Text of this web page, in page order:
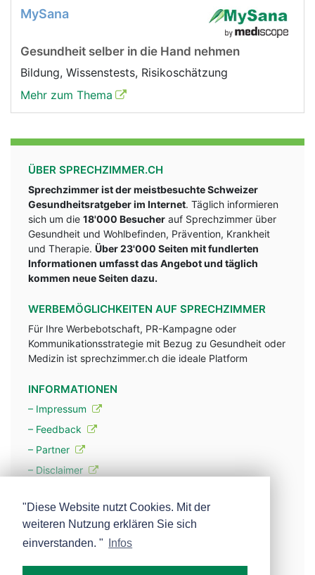
MySana
Gesundheit selber in die Hand nehmen
Bildung, Wissenstests, Risikoschätzung
Mehr zum Thema
ÜBER SPRECHZIMMER.CH
Sprechzimmer ist der meistbesuchte Schweizer
Gesundheitsratgeber im Internet. Täglich informieren
sich um die 18'000 Besucher auf Sprechzimmer über
Gesundheit und Wohlbefinden, Prävention, Krankheit
und Therapie. Über 23'000 Seiten mit fundlerten
Informationen umfasst das Angebot und täglich
kommen neue Seiten dazu.
WERBEMÖGLICHKEITEN AUF SPRECHZIMMER
Für Ihre Werbebotschaft, PR-Kampagne oder
Kommunikationsstrategie mit Bezug zu Gesundheit oder
Medizin ist sprechzimmer.ch die ideale Platform
INFORMATIONEN
– Impressum
– Feedback
– Partner
– Disclaimer
– Werbung
– Mehr über unsere Experten
"Diese Website nutzt Cookies. Mit der
weiteren Nutzung erklären Sie sich
einverstanden. "
Infos